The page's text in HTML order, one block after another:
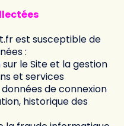
est susceptible de
:
le Site et la gestion
et services
de connexion
historique des